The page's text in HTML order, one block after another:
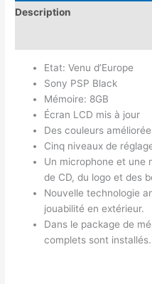
Description
Etat: Venu d’Europe
Sony PSP Black
Mémoire: 8GB
Écran LCD mis à jour
Des couleurs
Cinq niveaux de
Un microphone et une
de CD, du logo et des
Nouvelle technologie
jouabilité en extérieur.
Dans le package de
complets sont installés.